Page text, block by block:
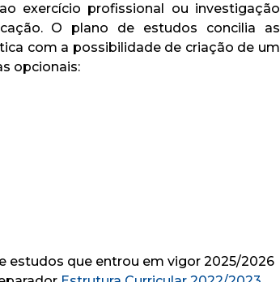
exercício profissional ou investigação
O plano de estudos concilia as
com a possibilidade de criação de um
opcionais:
estudos que entrou em vigor 2025/2026